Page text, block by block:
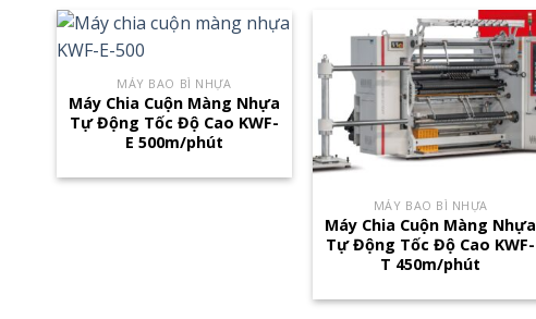
MÁY BAO BÌ NHỰA
Máy Chia Cuộn Màng Nhựa
Tự Động Tốc Độ Cao KWF-
E 500m/phút
MÁY BAO BÌ NHỰA
Máy Chia Cuộn Màng Nhựa
Tự Động Tốc Độ Cao KWF-
T 450m/phút